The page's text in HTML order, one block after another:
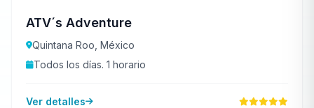
ATV´s Adventure
Quintana Roo, México
Todos los días. 1 horario
Ver detalles